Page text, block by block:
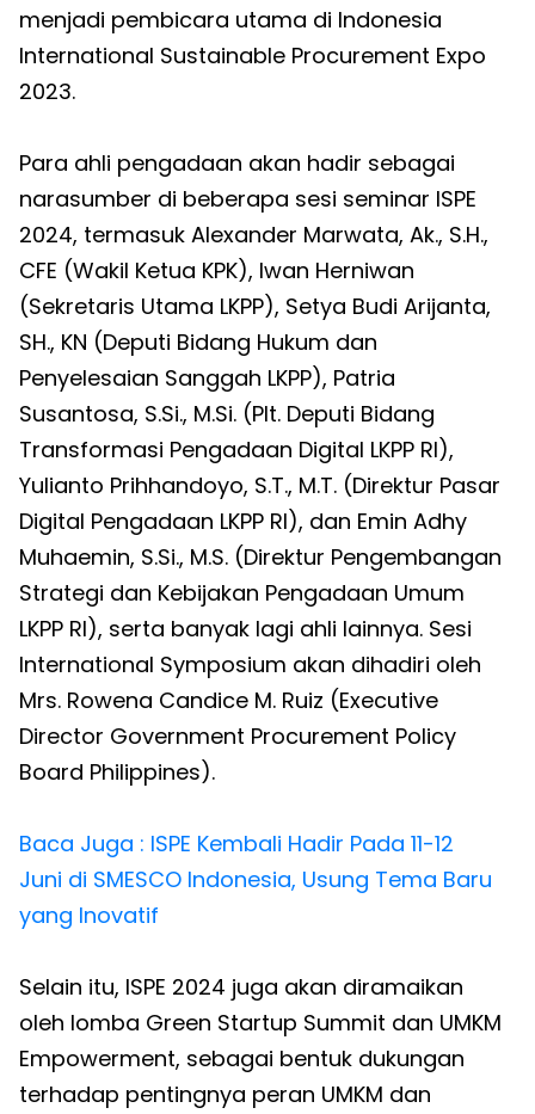
menjadi pembicara utama di Indonesia
International Sustainable Procurement Expo
2023.
Para ahli pengadaan akan hadir sebagai
narasumber di beberapa sesi seminar ISPE
2024, termasuk Alexander Marwata, Ak., S.H.,
CFE (Wakil Ketua KPK), Iwan Herniwan
(Sekretaris Utama LKPP), Setya Budi Arijanta,
SH., KN (Deputi Bidang Hukum dan
Penyelesaian Sanggah LKPP), Patria
Susantosa, S.Si., M.Si. (Plt. Deputi Bidang
Transformasi Pengadaan Digital LKPP RI),
Yulianto Prihhandoyo, S.T., M.T. (Direktur Pasar
Digital Pengadaan LKPP RI), dan Emin Adhy
Muhaemin, S.Si., M.S. (Direktur Pengembangan
Strategi dan Kebijakan Pengadaan Umum
LKPP RI), serta banyak lagi ahli lainnya. Sesi
International Symposium akan dihadiri oleh
Mrs. Rowena Candice M. Ruiz (Executive
Director Government Procurement Policy
Board Philippines).
Baca Juga : ISPE Kembali Hadir Pada 11-12
Juni di SMESCO Indonesia, Usung Tema Baru
yang Inovatif
Selain itu, ISPE 2024 juga akan diramaikan
oleh lomba Green Startup Summit dan UMKM
Empowerment, sebagai bentuk dukungan
terhadap pentingnya peran UMKM dan